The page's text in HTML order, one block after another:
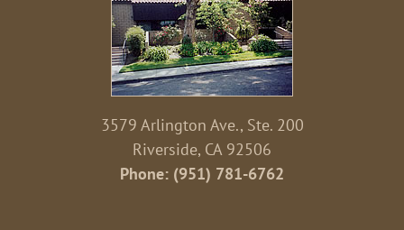
3579 Arlington Ave., Ste. 200
Riverside, CA 92506
Phone: (951) 781-6762